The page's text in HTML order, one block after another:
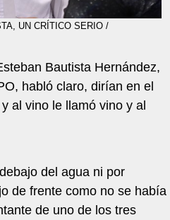
UN CRÍTICO SERIO /
Bautista Hernández,
habló claro, dirían en el
al vino le llamó vino y al
del agua ni por
de frente como no se había
de uno de los tres